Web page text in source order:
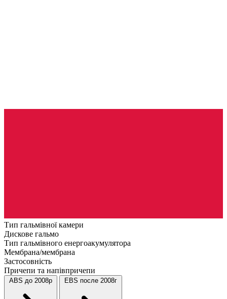
Тип гальмівної камери
Дискове гальмо
Тип гальмівного енергоакумулятора
Мембрана/мембрана
Застосовність
Причепи та напівпричепи